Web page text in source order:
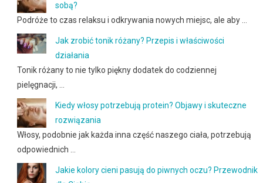
sobą?
Podróże to czas relaksu i odkrywania nowych miejsc, ale aby …
Jak zrobić tonik różany? Przepis i właściwości
działania
Tonik różany to nie tylko piękny dodatek do codziennej
pielęgnacji, …
Kiedy włosy potrzebują protein? Objawy i skuteczne
rozwiązania
Włosy, podobnie jak każda inna część naszego ciała, potrzebują
odpowiednich …
Jakie kolory cieni pasują do piwnych oczu? Przewodnik